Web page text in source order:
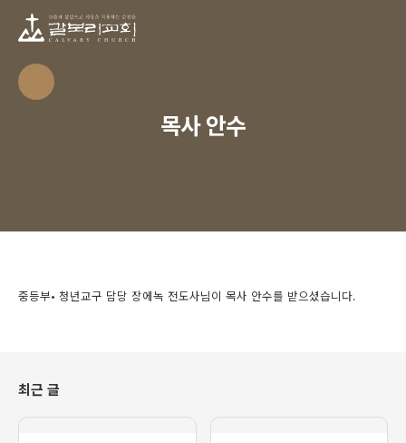
목사 안수
중등부• 청년교구 담당 장에녹 전도사님이 목사 안수를 받으셨습니다.
최근 글